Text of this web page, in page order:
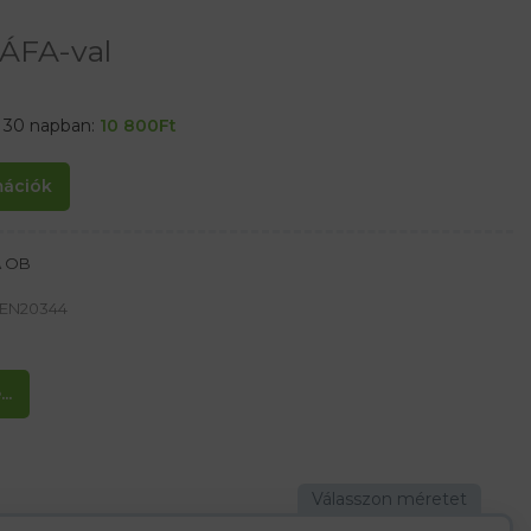
ÁFA-val
napban: 10 800Ft
OB